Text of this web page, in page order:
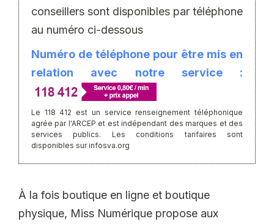
conseillers sont disponibles par téléphone
au numéro ci-dessous
Numéro de téléphone pour être mis en
relation avec notre service :
Le 118 412 est un service renseignement téléphonique
agrée par l'ARCEP et est indépendant des marques et des
services publics. Les conditions tarifaires sont
disponibles sur infosva.org
À la fois boutique en ligne et boutique
physique, Miss Numérique propose aux